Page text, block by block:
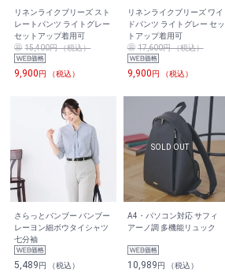
リネンライクブリーズ スト
レートパンツ ライトグレー
セットアップ着用可
15,400円 （税込）
9,900円 （税込）
リネンライクブリーズ ワイ
ドパンツ ライトグレー セッ
トアップ着用可
17,600円 （税込）
9,900円 （税込）
さらっとバンブー バンブー
レーヨン細ボウタイシャツ
七分袖
5,489円 （税込）
A4・パソコン対応 サフィ
アーノ調 多機能リュック
10,989円 （税込）